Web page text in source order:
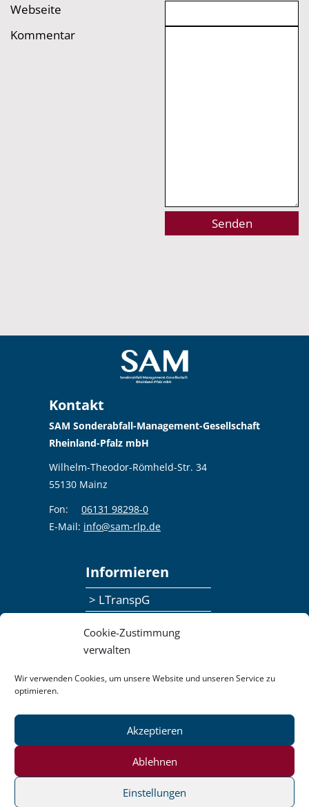
Cookie-Zustimmung
verwalten
Wir verwenden Cookies, um unsere Website und unseren Service zu
optimieren.
Akzeptieren
Ablehnen
Einstellungen
Webseite
Kommentar
Kontakt
SAM Sonderabfall-Management-Gesellschaft
Rheinland-Pfalz mbH
Wilhelm-Theodor-Römheld-Str. 34
55130 Mainz
Fon:
06131 98298-0
E-Mail: info@sam-rlp.de
Informieren
> LTranspG
> Publikationen
Datenschutzerklärung
Impressum
Pressemitteilungen
Barrierefreiheit